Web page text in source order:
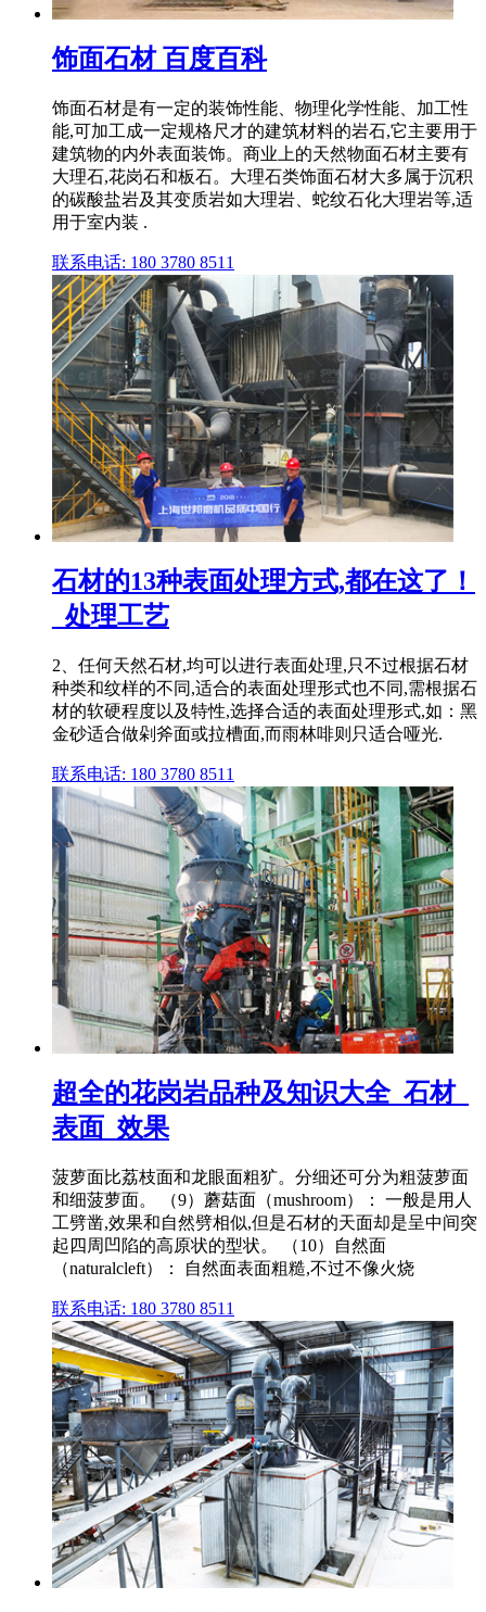
饰面石材 百度百科
饰面石材是有一定的装饰性能、物理化学性能、加工性
能,可加工成一定规格尺才的建筑材料的岩石,它主要用于
建筑物的内外表面装饰。商业上的天然物面石材主要有
大理石,花岗石和板石。大理石类饰面石材大多属于沉积
的碳酸盐岩及其变质岩如大理岩、蛇纹石化大理岩等,适
用于室内装 .
联系电话: 180 3780 8511
石材的13种表面处理方式,都在这了！
_处理工艺
2、任何天然石材,均可以进行表面处理,只不过根据石材
种类和纹样的不同,适合的表面处理形式也不同,需根据石
材的软硬程度以及特性,选择合适的表面处理形式,如：黑
金砂适合做剁斧面或拉槽面,而雨林啡则只适合哑光.
联系电话: 180 3780 8511
超全的花岗岩品种及知识大全_石材_
表面_效果
菠萝面比荔枝面和龙眼面粗犷。分细还可分为粗菠萝面
和细菠萝面。 （9）蘑菇面（mushroom）： 一般是用人
工劈凿,效果和自然劈相似,但是石材的天面却是呈中间突
起四周凹陷的高原状的型状。 （10）自然面
（naturalcleft）： 自然面表面粗糙,不过不像火烧
联系电话: 180 3780 8511